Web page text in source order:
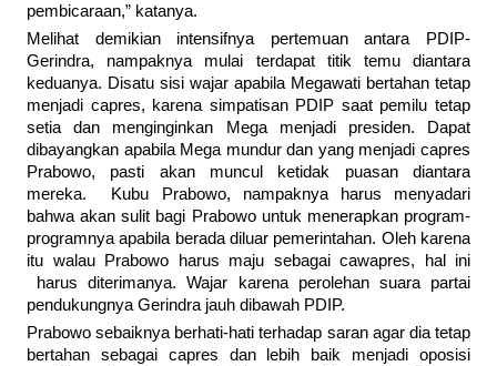
pembicaraan,” katanya.
Melihat demikian intensifnya pertemuan antara PDIP-
Gerindra, nampaknya mulai terdapat titik temu diantara
keduanya. Disatu sisi wajar apabila Megawati bertahan tetap
menjadi capres, karena simpatisan PDIP saat pemilu tetap
setia dan menginginkan Mega menjadi presiden. Dapat
dibayangkan apabila Mega mundur dan yang menjadi capres
Prabowo, pasti akan muncul ketidak puasan diantara
mereka. Kubu Prabowo, nampaknya harus menyadari
bahwa akan sulit bagi Prabowo untuk menerapkan program-
programnya apabila berada diluar pemerintahan. Oleh karena
itu walau Prabowo harus maju sebagai cawapres, hal ini
harus diterimanya. Wajar karena perolehan suara partai
pendukungnya Gerindra jauh dibawah PDIP.
Prabowo sebaiknya berhati-hati terhadap saran agar dia tetap
bertahan sebagai capres dan lebih baik menjadi oposisi